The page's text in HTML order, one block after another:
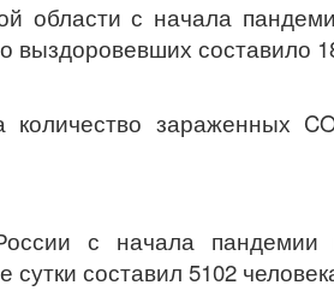
области с начала
выздоровевших составило
количество зараженных
с начала пандемии
составил 5102